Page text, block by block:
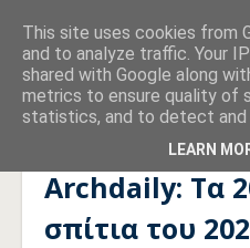
Αρχική σελίδα DESIGN
Archdaily: Tα
σπίτια του
This site uses cookies from
and to analyze traffic. Your
shared with Google along
metrics to ensure quality of
statistics, and to detect and
LEARN